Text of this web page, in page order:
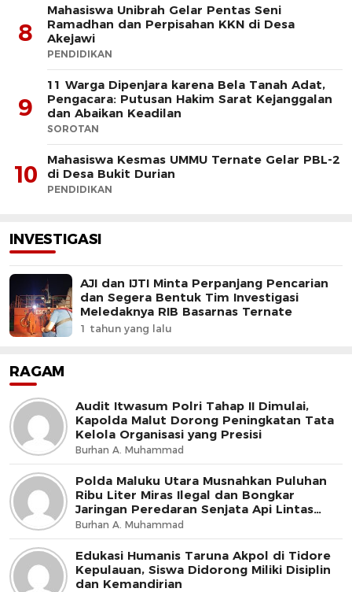
8
Mahasiswa Unibrah Gelar Pentas Seni
Ramadhan dan Perpisahan KKN di Desa
Akejawi
PENDIDIKAN
9
11 Warga Dipenjara karena Bela Tanah Adat,
Pengacara: Putusan Hakim Sarat Kejanggalan
dan Abaikan Keadilan
SOROTAN
10
Mahasiswa Kesmas UMMU Ternate Gelar PBL-2
di Desa Bukit Durian
PENDIDIKAN
INVESTIGASI
AJI dan IJTI Minta Perpanjang Pencarian
dan Segera Bentuk Tim Investigasi
Meledaknya RIB Basarnas Ternate
1 tahun yang lalu
RAGAM
Audit Itwasum Polri Tahap II Dimulai,
Kapolda Malut Dorong Peningkatan Tata
Kelola Organisasi yang Presisi
Burhan A. Muhammad
Polda Maluku Utara Musnahkan Puluhan
Ribu Liter Miras Ilegal dan Bongkar
Jaringan Peredaran Senjata Api Lintas
Negara
Burhan A. Muhammad
Edukasi Humanis Taruna Akpol di Tidore
Kepulauan, Siswa Didorong Miliki Disiplin
dan Kemandirian